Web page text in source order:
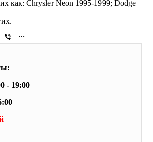
как: Chrysler Neon 1995-1999; Dodge
- 19:00